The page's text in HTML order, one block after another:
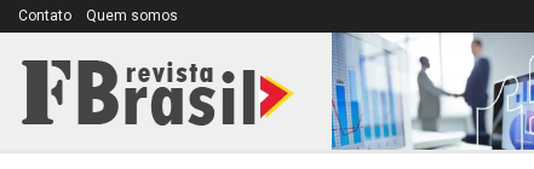
Contato Quem somos